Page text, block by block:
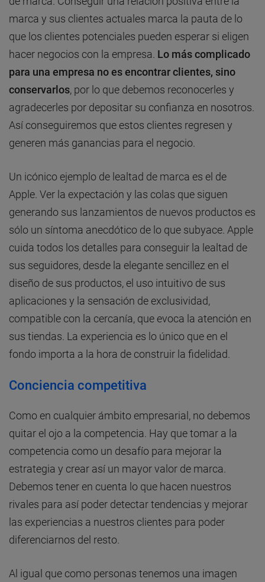
marca y sus clientes actuales marca la pauta de lo
que los clientes potenciales pueden esperar si eligen
hacer negocios con la empresa. Lo más complicado
para una empresa no es encontrar clientes, sino
conservarlos, por lo que debemos reconocerles y
agradecerles por depositar su confianza en nosotros.
Así conseguiremos que estos clientes regresen y
generen más ganancias para el negocio.
Un icónico ejemplo de lealtad de marca es el de
Apple. Ver la expectación y las colas que siguen
generando sus lanzamientos de nuevos productos es
sólo un síntoma anecdótico de lo que subyace. Apple
cuida todos los detalles para conseguir la lealtad de
sus seguidores, desde la elegante sencillez en el
diseño de sus productos, el uso intuitivo de sus
aplicaciones y la sensación de exclusividad,
compatible con la cercanía, que evoca la atención en
sus tiendas. La experiencia es lo único que en el
fondo importa a la hora de construir la fidelidad.
Conciencia competitiva
Como en cualquier ámbito empresarial, no debemos
quitar el ojo a la competencia. Hay que tomar a la
competencia como un desafío para mejorar la
estrategia y crear así un mayor valor de marca.
Debemos tener en cuenta lo que hacen nuestros
rivales para así poder detectar tendencias y mejorar
las experiencias a nuestros clientes para poder
diferenciarnos del resto.
Al igual que como personas tenemos una imagen